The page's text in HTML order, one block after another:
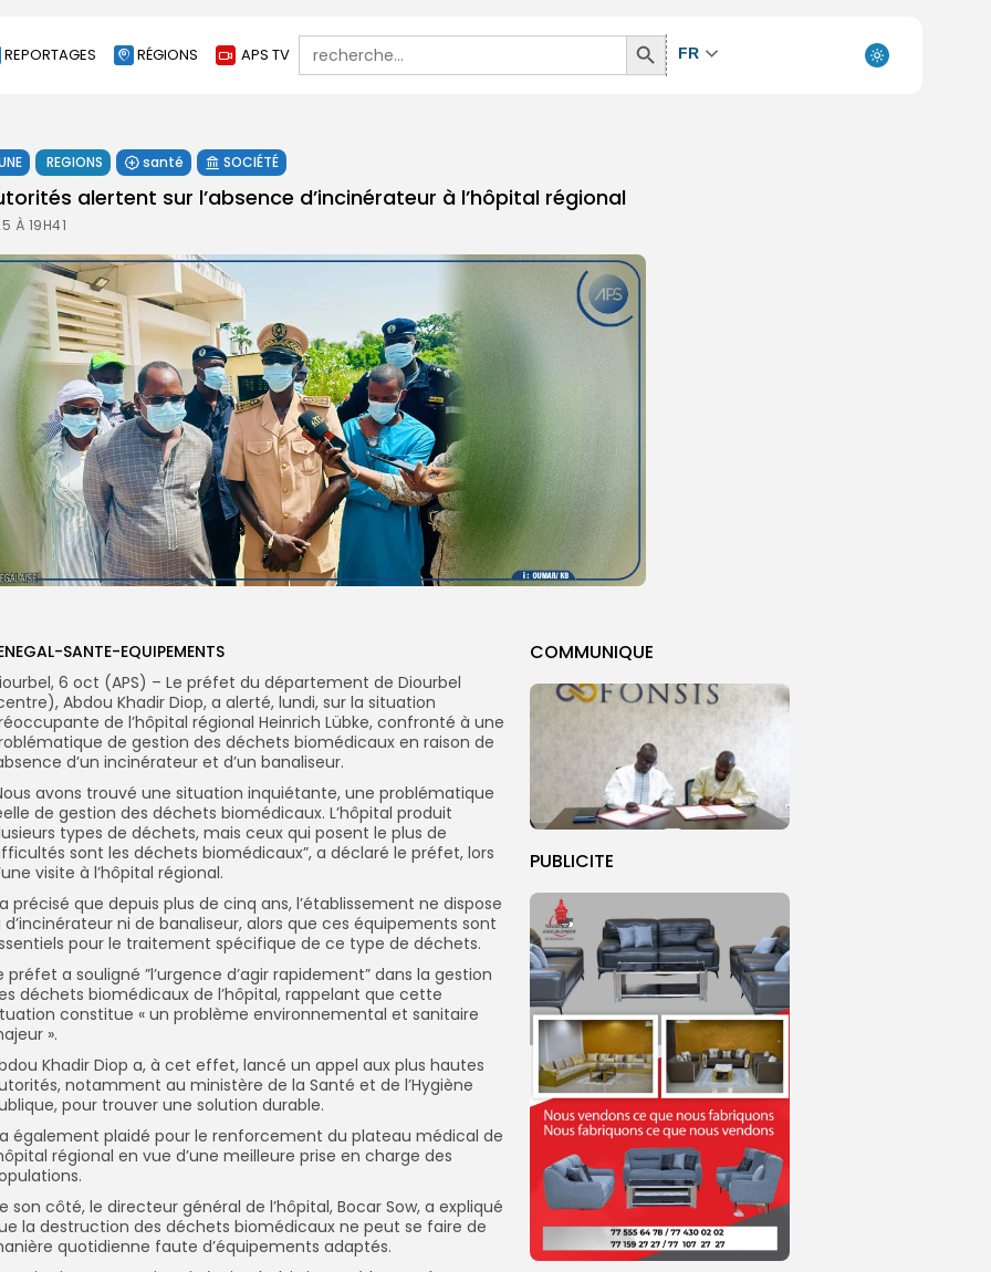
REPORTAGES RÉGIONS APS TV
Search
for:
Search
Button
FR
REGIONS santé SOCIÉTÉ
alertent sur l’absence d’incinérateur à l’hôpital régional
À 19H41
COMMUNIQUE
PUBLICITE
SANTE-EQUIPEMENTS
6 oct (APS) – Le préfet du département de Diourbel
Abdou Khadir Diop, a alerté, lundi, sur la situation
de l’hôpital régional Heinrich Lübke, confronté à une
de gestion des déchets biomédicaux en raison de
d’un incinérateur et d’un banaliseur.
avons trouvé une situation inquiétante, une problématique
de gestion des déchets biomédicaux. L’hôpital produit
types de déchets, mais ceux qui posent le plus de
sont les déchets biomédicaux”, a déclaré le préfet, lors
visite à l’hôpital régional.
précisé que depuis plus de cinq ans, l’établissement ne dispose
d’incinérateur ni de banaliseur, alors que ces équipements sont
pour le traitement spécifique de ce type de déchets.
préfet a souligné ”l’urgence d’agir rapidement” dans la gestion
déchets biomédicaux de l’hôpital, rappelant que cette
constitue « un problème environnemental et sanitaire
».
Khadir Diop a, à cet effet, lancé un appel aux plus hautes
notamment au ministère de la Santé et de l’Hygiène
pour trouver une solution durable.
également plaidé pour le renforcement du plateau médical de
régional en vue d’une meilleure prise en charge des
son côté, le directeur général de l’hôpital, Bocar Sow, a expliqué
la destruction des déchets biomédicaux ne peut se faire de
quotidienne faute d’équipements adaptés.